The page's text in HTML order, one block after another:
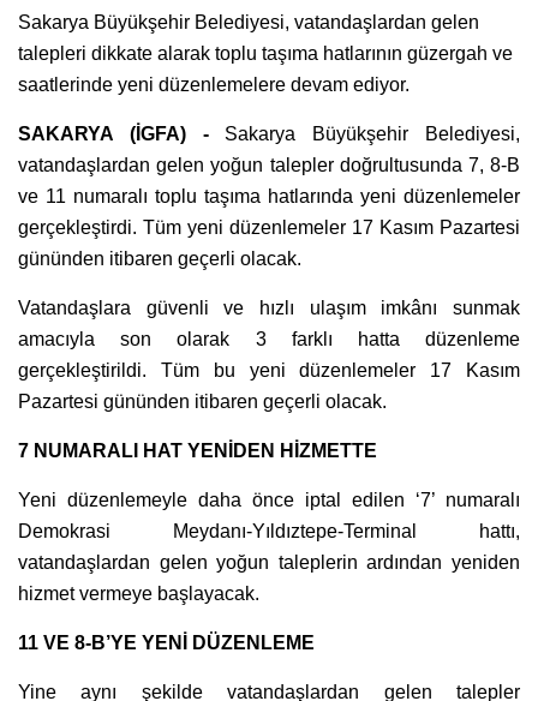
Sakarya Büyükşehir Belediyesi, vatandaşlardan gelen
talepleri dikkate alarak toplu taşıma hatlarının güzergah ve
saatlerinde yeni düzenlemelere devam ediyor.
SAKARYA (İGFA) - Sakarya Büyükşehir Belediyesi,
vatandaşlardan gelen yoğun talepler doğrultusunda 7, 8-B
ve 11 numaralı toplu taşıma hatlarında yeni düzenlemeler
gerçekleştirdi. Tüm yeni düzenlemeler 17 Kasım Pazartesi
gününden itibaren geçerli olacak.
Vatandaşlara güvenli ve hızlı ulaşım imkânı sunmak
amacıyla son olarak 3 farklı hatta düzenleme
gerçekleştirildi. Tüm bu yeni düzenlemeler 17 Kasım
Pazartesi gününden itibaren geçerli olacak.
7 NUMARALI HAT YENİDEN HİZMETTE
Yeni düzenlemeyle daha önce iptal edilen ‘7’ numaralı
Demokrasi Meydanı-Yıldıztepe-Terminal hattı,
vatandaşlardan gelen yoğun taleplerin ardından yeniden
hizmet vermeye başlayacak.
11 VE 8-B’YE YENİ DÜZENLEME
Yine aynı şekilde vatandaşlardan gelen talepler